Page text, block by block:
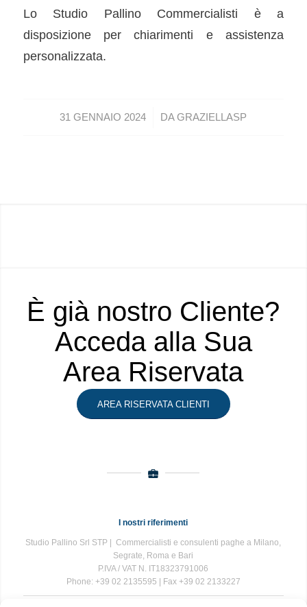
Lo Studio Pallino Commercialisti è a
disposizione per chiarimenti e assistenza
personalizzata.
31 GENNAIO 2024
/ DAGRAZIELLASP
È già nostro Cliente?
Acceda alla Sua
Area Riservata
AREA RISERVATA CLIENTI
I nostri riferimenti
Studio Pallino Srl STP | Commercialisti e consulenti paghe a Milano,
Segrate, Roma e Bari
P.IVA / VAT N. IT18323791006
Phone: +39 02 2135595 | Fax +39 02 2133227